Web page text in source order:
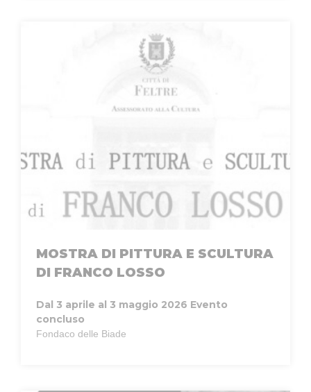
MOSTRA DI PITTURA E SCULTURA
DI FRANCO LOSSO
Dal 3 aprile al 3 maggio 2026 Evento
concluso
Fondaco delle Biade